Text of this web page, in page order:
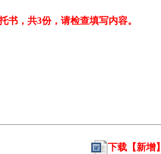
书，共3份，请检查填写内容。
下载 【新增】